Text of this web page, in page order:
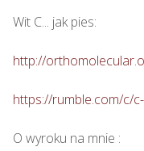
Wit C... jak pies:
http://
https://rumble.com/c/
O wyroku na mnie :